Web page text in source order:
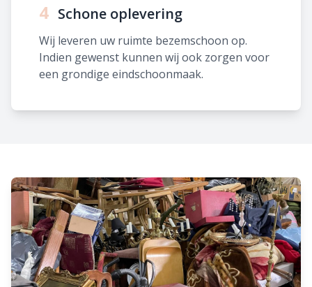
4 Schone oplevering
Wij leveren uw ruimte bezemschoon op.
Indien gewenst kunnen wij ook zorgen voor
een grondige eindschoonmaak.